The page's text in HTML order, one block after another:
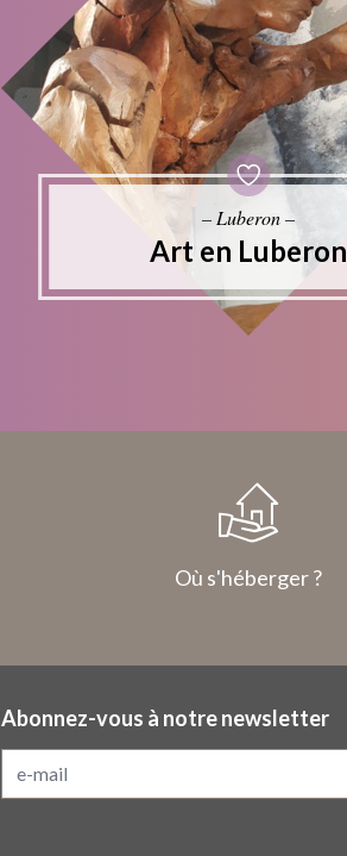
– Luberon –
Art en Luberon
Où s'héberger ?
Abonnez-vous à notre newsletter